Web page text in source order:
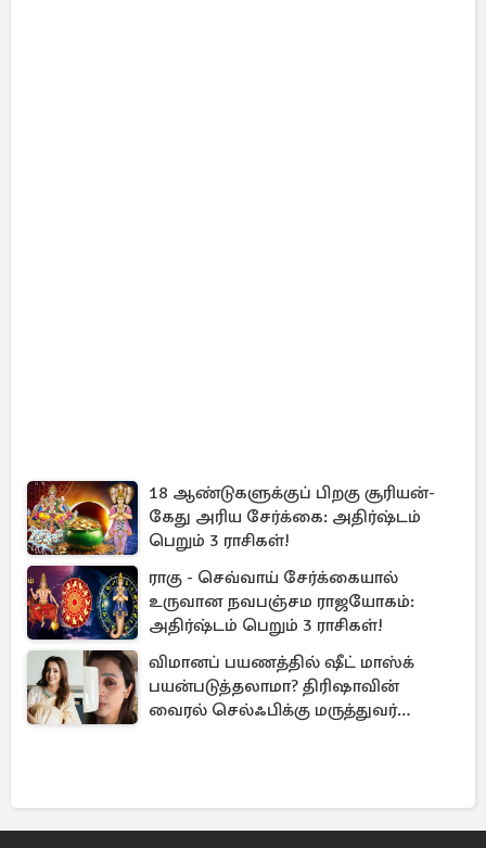
18 ஆண்டுகளுக்குப் பிறகு சூரியன்-
கேது அரிய சேர்க்கை: அதிர்ஷ்டம்
பெறும் 3 ராசிகள்!
ராகு - செவ்வாய் சேர்க்கையால்
உருவான நவபஞ்சம ராஜயோகம்:
அதிர்ஷ்டம் பெறும் 3 ராசிகள்!
விமானப் பயணத்தில் ஷீட் மாஸ்க்
பயன்படுத்தலாமா? திரிஷாவின்
வைரல் செல்ஃபிக்கு மருத்துவர்